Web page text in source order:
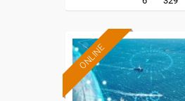
ONLINE
Formación